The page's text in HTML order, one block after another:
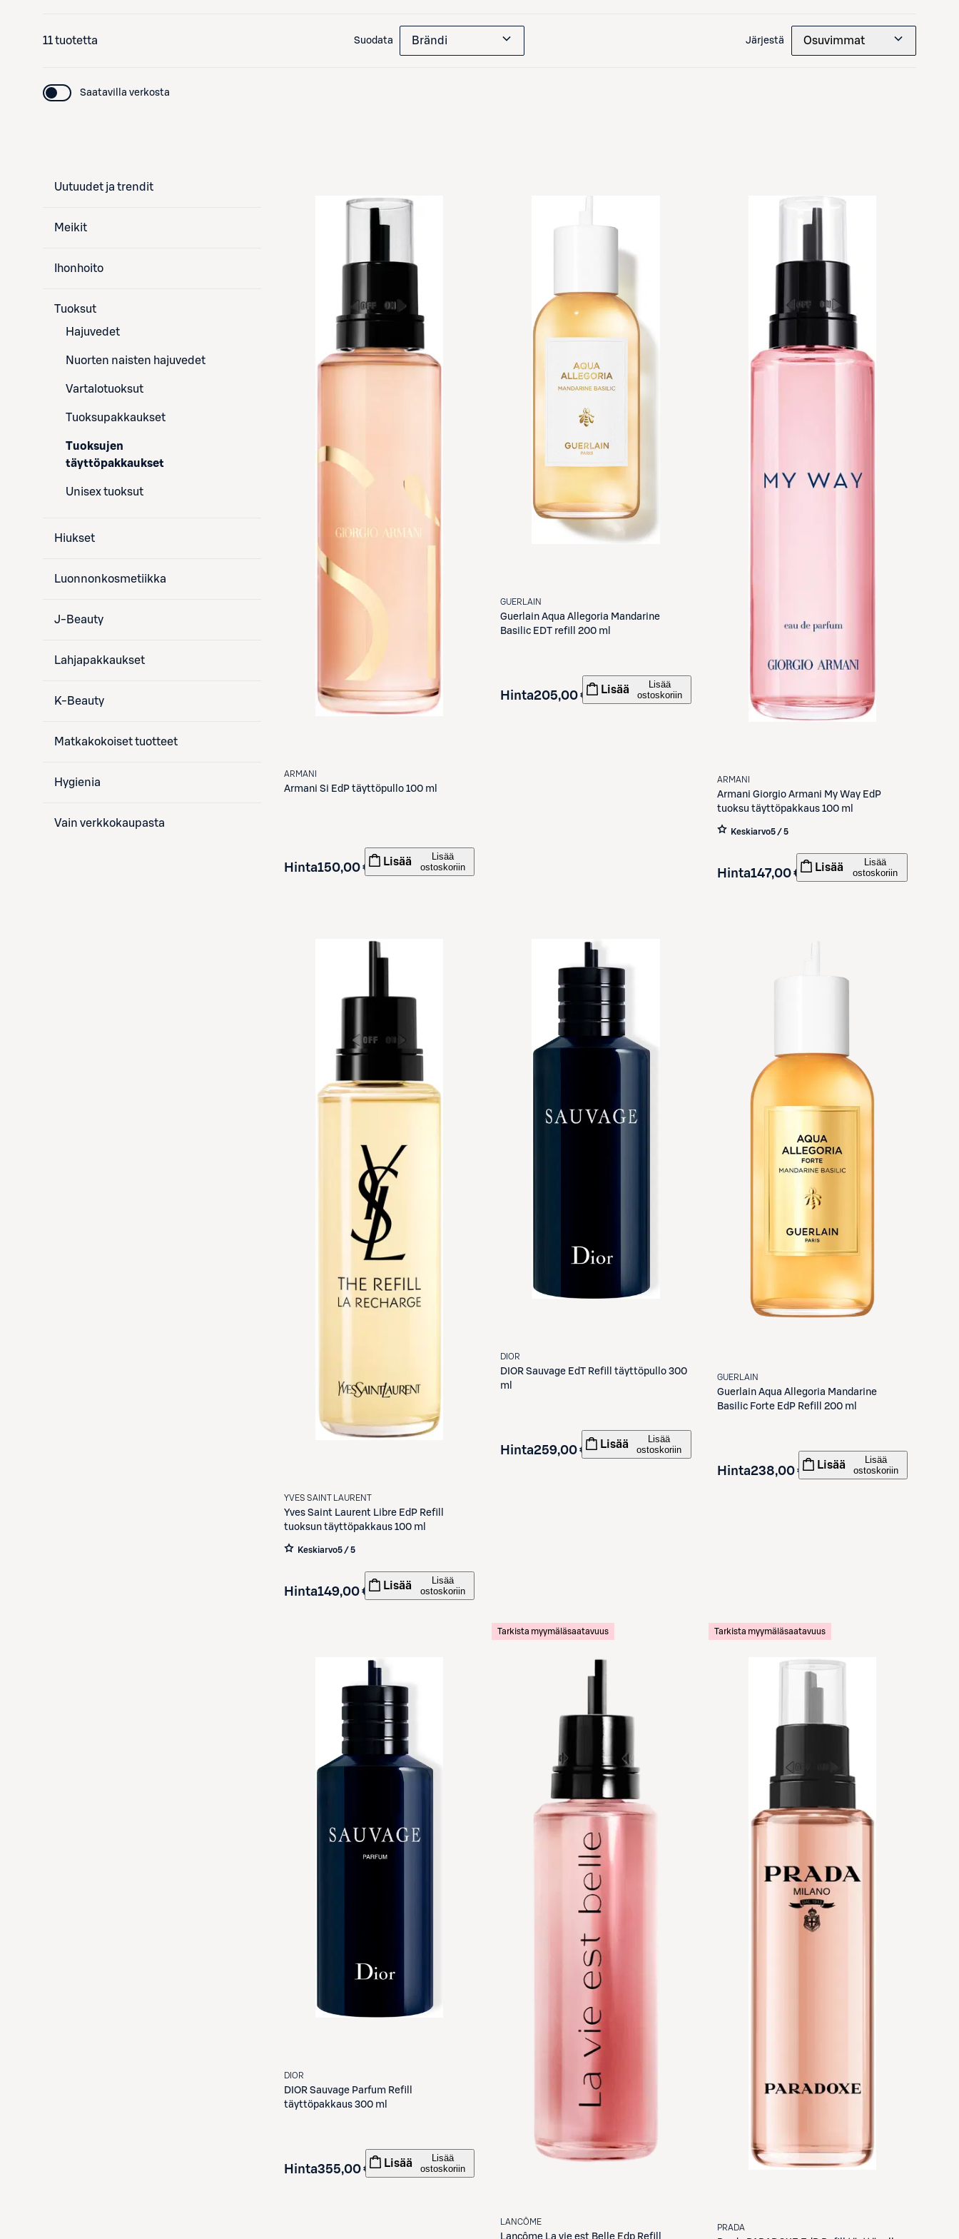
11 tuotetta Suodata Brändi Järjestä Osuvimmat
Saatavilla verkosta
Uutuudet ja trendit
Meikit
Ihonhoito
Tuoksut
Hajuvedet
Nuorten naisten hajuvedet
Vartalotuoksut
Tuoksupakkaukset
Tuoksujen
täyttöpakkaukset
Unisex tuoksut
Hiukset
Luonnonkosmetiikka
J-Beauty
Lahjapakkaukset
K-Beauty
Matkakokoiset tuotteet
Hygienia
Vain verkkokaupasta
ARMANI
Armani Si EdP täyttöpullo 100 ml
Hinta150,00 € Lisää
Lisää
ostoskoriin
GUERLAIN
Guerlain Aqua Allegoria Mandarine
Basilic EDT refill 200 ml
Hinta205,00 € Lisää
Lisää
ostoskoriin
ARMANI
Armani Giorgio Armani My Way EdP
tuoksu täyttöpakkaus 100 ml
Keskiarvo5 / 5
Hinta147,00 € Lisää
Lisää
ostoskoriin
YVES SAINT LAURENT
Yves Saint Laurent Libre EdP Refill
tuoksun täyttöpakkaus 100 ml
Keskiarvo5 / 5
Hinta149,00 € Lisää
Lisää
ostoskoriin
DIOR
DIOR Sauvage EdT Refill täyttöpullo 300
ml
Hinta259,00 € Lisää
Lisää
ostoskoriin
GUERLAIN
Guerlain Aqua Allegoria Mandarine
Basilic Forte EdP Refill 200 ml
Hinta238,00 € Lisää
Lisää
ostoskoriin
DIOR
DIOR Sauvage Parfum Refill
täyttöpakkaus 300 ml
Hinta355,00 € Lisää
Lisää
ostoskoriin
Tarkista myymäläsaatavuus
LANCÔME
Tarkista myymäläsaatavuus
PRADA